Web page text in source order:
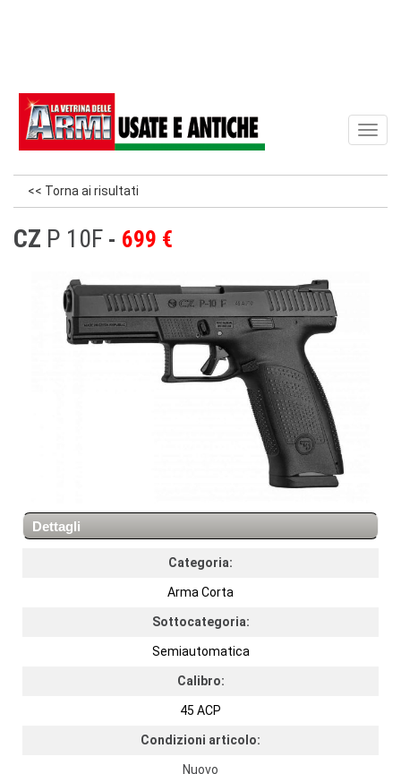
<< Torna ai risultati
CZ P 10F 699 €
Dettagli
Categoria:
Arma Corta
Sottocategoria:
Semiautomatica
Calibro:
45 ACP
Condizioni articolo:
Nuovo